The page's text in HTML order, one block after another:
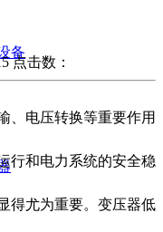
备
点击数：
、电压转换等重要作用
行和电力系统的安全稳
得尤为重要。变压器低